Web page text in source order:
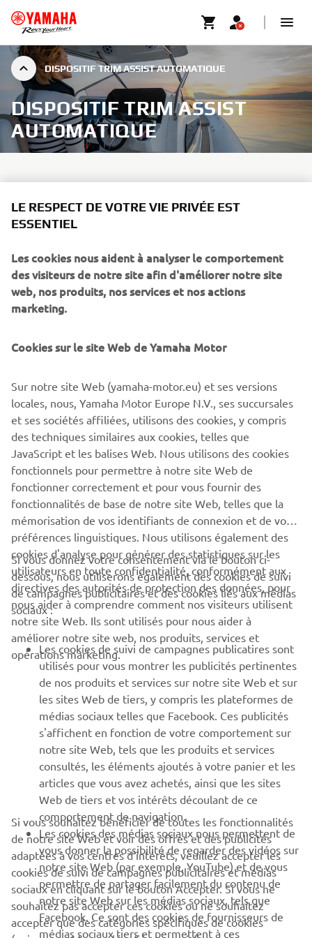
DISPOSITIF TRIM ASSIST AUTOMATIQUE
DISPOSITIF TRIM ASSIST
AUTOMATIQUE
Offrant des performances optimales et des économies de
carburant, la nouvelle fonction « Trim Assist » s'active
vous garantir que les moteurs fonctionnent toujours
efficacement.
Le dispositif Trim Assist est réglé spécialement pour le
tactile CL5, grâce à un pré-réglage simple à cinq niveaux
effectué, il suffit d’appuyer sur un bouton situé sur la
poignée des gaz du moteur pour déclencher le système.
La correction d'assiette offerte par le dispositif est
effectuée en fonction du régime moteur ou de la vitesse
du bateau fournie par le GPS si le pilote automatique
Helm Master EX est actif.
1/7
CORPORATE
PROS & B2B
PLUS YAMAHA
SUPPORT
NEWSLETTER
Découvrez en exclusivité les dernières offres, les événements
spéciaux, les nouveautés et bien plus encore
S'ABONNER
LE RESPECT DE VOTRE VIE PRIVÉE EST
ESSENTIEL
Les cookies nous aident à analyser le comportement
des visiteurs de notre site afin d'améliorer notre site
web, nos produits, nos services et nos actions
marketing.
Cookies sur le site Web de Yamaha Motor
Sur notre site Web (yamaha-motor.eu) et ses versions
locales, nous, Yamaha Motor Europe N.V., ses succursales
et ses sociétés affiliées, utilisons des cookies, y compris
des techniques similaires aux cookies, telles que
JavaScript et les balises Web. Nous utilisons des cookies
fonctionnels pour permettre à notre site Web de
fonctionner correctement et pour vous fournir des
fonctionnalités de base de notre site Web, telles que la
mémorisation de vos identifiants de connexion et de vos
préférences linguistiques. Nous utilisons également des
cookies d'analyse pour générer des statistiques sur les
utilisateurs en toute confidentialité, conformément aux
directives des autorités de protection des données, pour
nous aider à comprendre comment nos visiteurs utilisent
notre site Web. Ils sont utilisés pour nous aider à
améliorer notre site web, nos produits, services et
opérations marketing.
Si vous donnez votre consentement via le bouton ci-
dessous, nous utiliserons également des cookies de suivi
de campagnes publicitaires et des cookies liés aux médias
sociaux :
Les cookies de suivi de campagnes publicatires sont
utilisés pour vous montrer les publicités pertinentes
de nos produits et services sur notre site Web et sur
les sites Web de tiers, y compris les plateformes de
médias sociaux telles que Facebook. Ces publicités
s'affichent en fonction de votre comportement sur
notre site Web, tels que les produits et services
consultés, les éléments ajoutés à votre panier et les
articles que vous avez achetés, ainsi que les sites
Web de tiers et vos intérêts découlant de ce
comportement de navigation.
Les cookies des médias sociaux nous permettent de
vous donner la possibilité de regarder des vidéos sur
notre site Web (par exemple, YouTube) et de vous
permettre de partager facilement du contenu de
notre site Web sur les médias sociaux, tels que
Facebook. Ce sont des cookies de fournisseurs de
médias sociaux tiers et permettent à ces
Si vous souhaitez bénéficier de toutes les fonctionnalités
de notre site Web et voir des offres et des publicités
adaptées à vos centres d'intérêts, veuillez accepter les
cookies de suivi de campagnes publicitaires et médias
sociaux en cliquant sur le bouton Accepter. Si vous ne
souhaitez pas accepter ces cookies ou ne souhaitez
accepter que des catégories spécifiques de cookies